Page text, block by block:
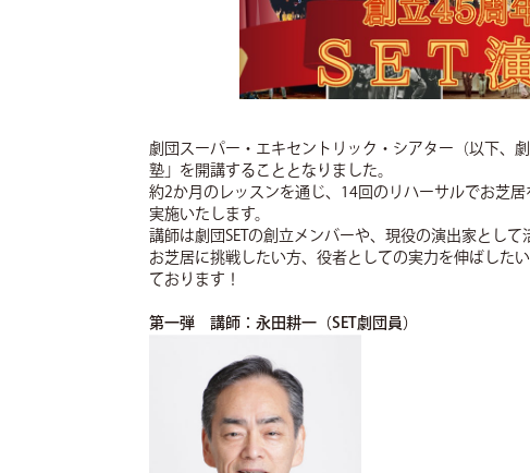
劇団スーパー・エキセントリック・シアター（以下、
塾」を開講することとなりました。
約2か月のレッスンを通じ、14回のリハーサルでお芝
実施いたします。
講師は劇団SETの創立メンバーや、現役の演出家として
お芝居に挑戦したい方、役者としての実力を伸ばした
ております！
第一弾 講師：永田耕一（SET劇団員）